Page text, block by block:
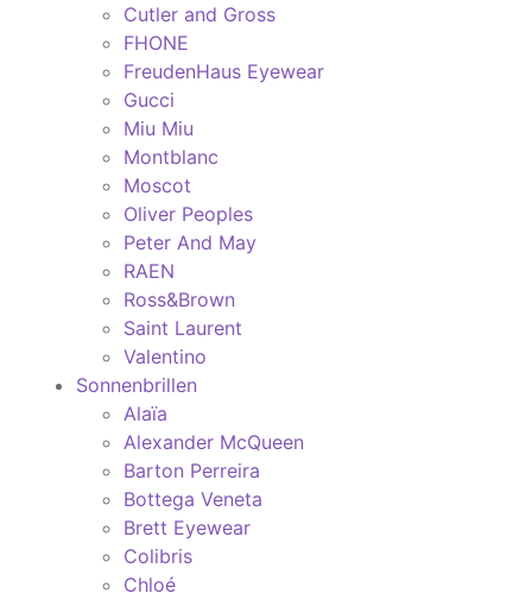
Cutler and Gross
FHONE
FreudenHaus Eyewear
Gucci
Miu Miu
Montblanc
Moscot
Oliver Peoples
Peter And May
RAEN
Ross&Brown
Saint Laurent
Valentino
Sonnenbrillen
Alaïa
Alexander McQueen
Barton Perreira
Bottega Veneta
Brett Eyewear
Colibris
Chloé